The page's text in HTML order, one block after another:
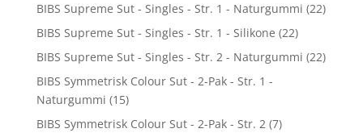
BIBS Supreme Sut - Singles - Str. 1 - Naturgummi (22)
BIBS Supreme Sut - Singles - Str. 1 - Silikone (22)
BIBS Supreme Sut - Singles - Str. 2 - Naturgummi (22)
BIBS Symmetrisk Colour Sut - 2-Pak - Str. 1 -
Naturgummi (15)
BIBS Symmetrisk Colour Sut - 2-Pak - Str. 2 (7)